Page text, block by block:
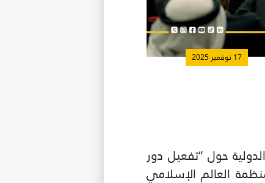
17 نوفمبر 2025
تونس الدولية حول “تفعيل دور
العالم الإسلامي